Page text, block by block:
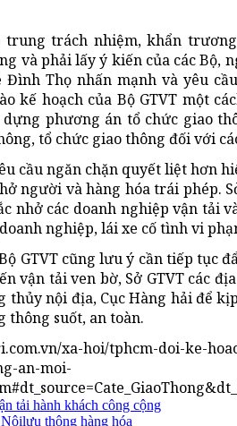
trách nhiệm, khẩn
và phải lấy ý kiến của các Bộ,
Thọ nhấn mạnh và yêu cầu
kế hoạch của Bộ GTVT một
phương án tổ chức giao
tổ chức giao thông đối với
cầu ngăn chặn quyết liệt hơn
người và hàng hóa trái phép.
nhở các doanh nghiệp vận tải
nghiệp, lái xe cố tình vi
GTVT cũng lưu ý cần tiếp tục
vận tải ven bờ, Sở GTVT các
thủy nội địa, Cục Hàng hải để
thông suốt, an toàn.
xa-hoi/tphcm-doi-ke-
an-moi-
tải hành khách công cộng
lưu thông hàng hóa